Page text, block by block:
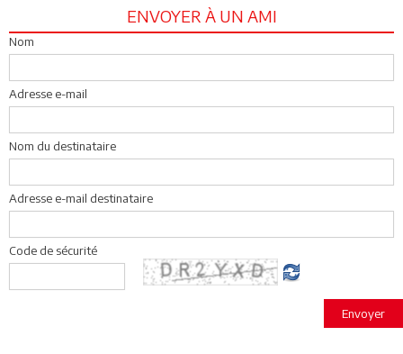
ENVOYER À UN AMI
Nom
Adresse e-mail
Nom du destinataire
Adresse e-mail destinataire
Code de sécurité
Envoyer